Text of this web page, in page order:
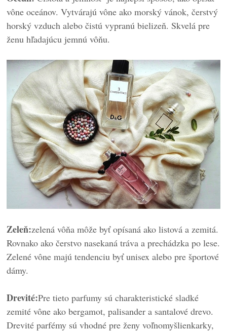
vône oceánov. Vytvárajú vône ako morský vánok, čerstvý
horský vzduch alebo čistú vypranú bielizeň. Skvelá pre
ženu hľadajúcu jemnú vôňu.
Zeleň:zelená vôňa môže byť opísaná ako listová a zemitá.
Rovnako ako čerstvo nasekaná tráva a prechádzka po lese.
Zelené vône majú tendenciu byť unisex alebo pre športové
dámy.
Drevité:Pre tieto parfumy sú charakteristické sladké
zemité vône ako bergamot, palisander a santalové drevo.
Drevité parfémy sú vhodné pre ženy voľnomyšlienkarky,